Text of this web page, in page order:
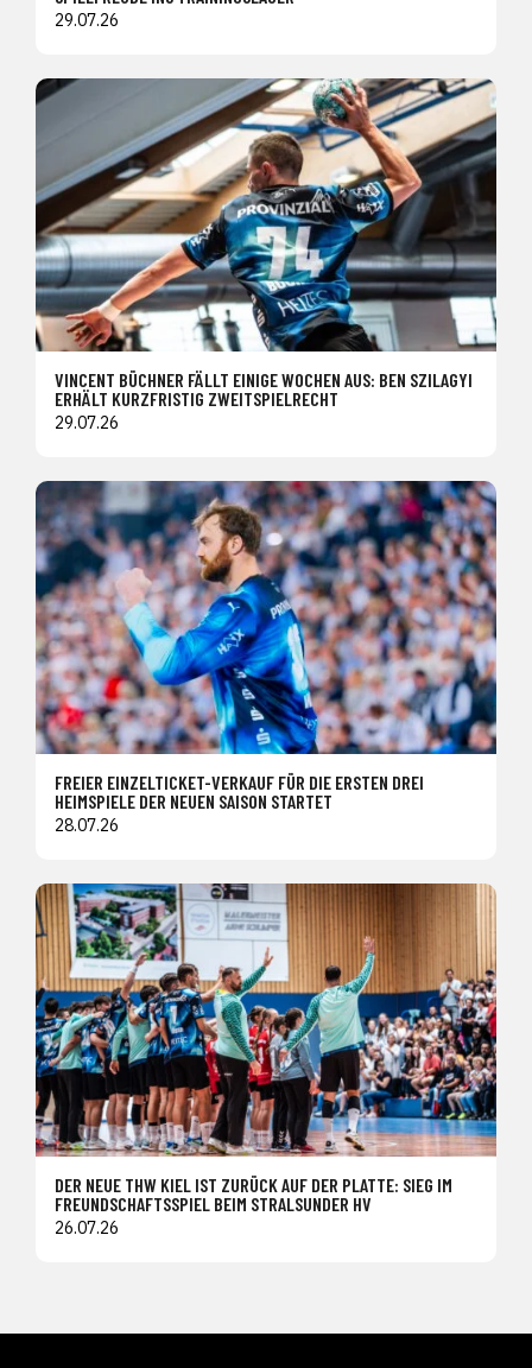
29.07.26
VINCENT BÜCHNER FÄLLT EINIGE WOCHEN AUS: BEN SZILAGYI
ERHÄLT KURZFRISTIG ZWEITSPIELRECHT
29.07.26
FREIER EINZELTICKET-VERKAUF FÜR DIE ERSTEN DREI
HEIMSPIELE DER NEUEN SAISON STARTET
28.07.26
DER NEUE THW KIEL IST ZURÜCK AUF DER PLATTE: SIEG IM
FREUNDSCHAFTSSPIEL BEIM STRALSUNDER HV
26.07.26